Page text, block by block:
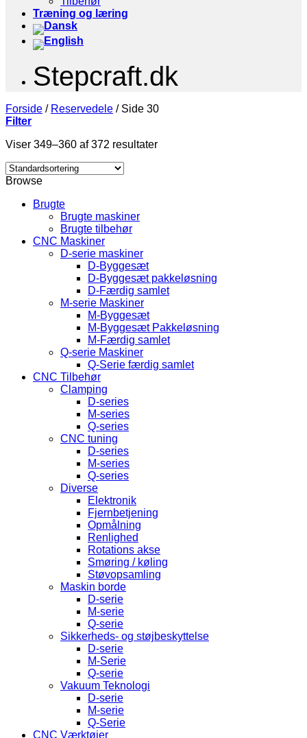
Træning og læring
Stepcraft.dk
Forside / Reservedele /Side 30
Filter
Viser 349–360 af 372 resultater
Browse
Brugte
Brugte maskiner
Brugte tilbehør
CNC Maskiner
D-serie maskiner
D-Byggesæt
D-Byggesæt pakkeløsning
D-Færdig samlet
M-serie Maskiner
M-Byggesæt
M-Byggesæt Pakkeløsning
M-Færdig samlet
Q-serie Maskiner
Q-Serie færdig samlet
CNC Tilbehør
Clamping
D-series
M-series
Q-series
CNC tuning
D-series
M-series
Q-series
Diverse
Elektronik
Fjernbetjening
Opmålning
Renlighed
Rotations akse
Smøring / køling
Støvopsamling
Maskin borde
D-serie
M-serie
Q-serie
Sikkerheds- og støjbeskyttelse
D-serie
M-Serie
Q-serie
Vakuum Teknologi
D-serie
M-serie
Q-Serie
CNC Værktøjer